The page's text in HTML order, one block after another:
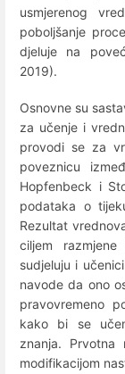
usmjerenog
poboljšanje
djeluje na
2019).
Osnovne su
za učenje i
provodi se za
poveznicu
Hopfenbeck i
podataka o
Rezultat
ciljem
sudjeluju i
navode da ono
pravovremeno
kako bi se
znanja. Prvotna
modifikacijom